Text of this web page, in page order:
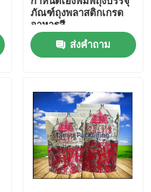
ภัณฑ์ถุงพลาสติกเกรด
อาหารสี
ส่งคำถาม